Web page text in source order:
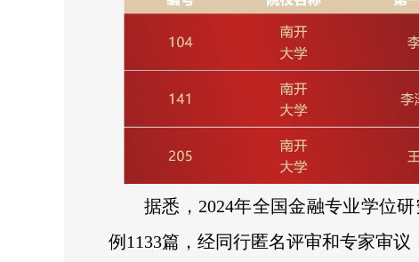
据悉，2024年全国金融专业学位
例1133篇，经同行匿名评审和专家审